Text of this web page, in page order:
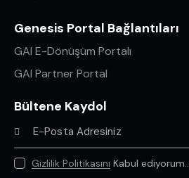
Genesis Portal Bağlantıları
GAI E-Dönüşüm Portalı
GAI Partner Portal
Bültene Kaydol
Gizlilik Politikasını Kabul ediyorum..